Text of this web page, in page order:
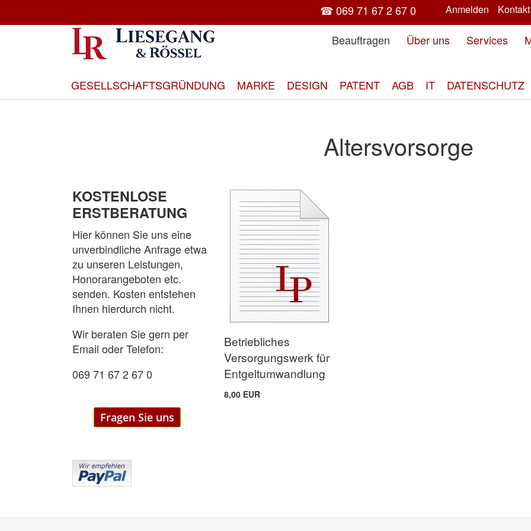
zum
Inhalt
Anmelden Kontakt
☎ 069 71 67 2 67 0
Beauftragen
Über uns Services
GESELLSCHAFTSGRÜNDUNG MARKE DESIGN PATENT AGB IT DATENSCHUTZ
Altersvorsorge
Betriebliches
Versorgungswerk für
Entgeltumwandlung
8,00 EUR
KOSTENLOSE
ERSTBERATUNG
Hier können Sie uns eine
unverbindliche Anfrage etwa
zu unseren Leistungen,
Honorarangeboten etc.
senden. Kosten entstehen
Ihnen hierdurch nicht.
Wir beraten Sie gern per
Email oder Telefon:
069 71 67 2 67 0
Fragen Sie uns